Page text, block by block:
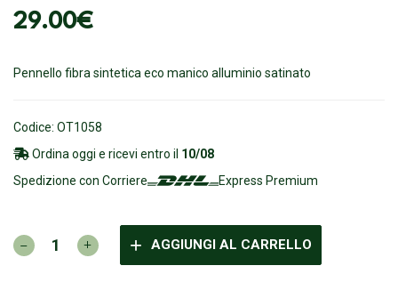
Pennello fibra sintetica eco manico alluminio satinato
Codice: OT1058
Ordina oggi e ricevi entro il 10/08
Spedizione con Corriere
Express Premium
29.00€
OT
AGGIUNGI AL CARRELLO